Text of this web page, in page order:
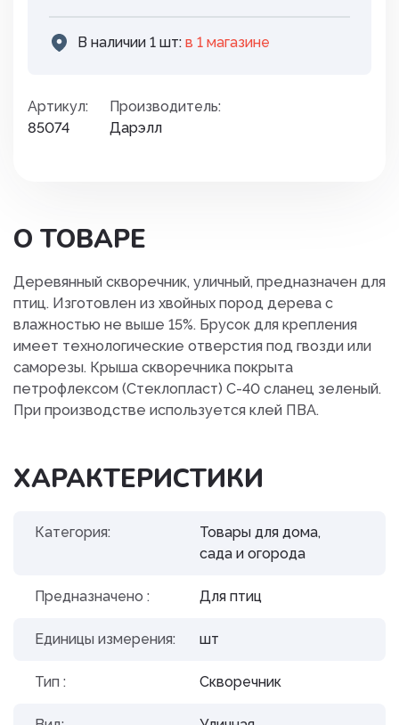
В наличии 1 шт: в 1 магазинe
Артикул:
85074
Производитель:
Дарэлл
О ТОВАРЕ
Деревянный скворечник, уличный, предназначен для
птиц. Изготовлен из хвойных пород дерева с
влажностью не выше 15%. Брусок для крепления
имеет технологические отверстия под гвозди или
саморезы. Крыша скворечника покрыта
петрофлексом (Стеклопласт) С-40 сланец зеленый.
При производстве используется клей ПВА.
ХАРАКТЕРИСТИКИ
Категория:
Товары для дома,
сада и огорода
Предназначено : Для птиц
Единицы измерения: шт
Тип : Скворечник